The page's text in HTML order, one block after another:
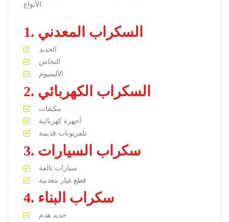
الأنواع:
1. السكراب المعدني
الحديد
النحاس
الألمنيوم
2. السكراب الكهربائي
مكيفات
أجهزة كهربائية
تلفزيونات قديمة
3. سكراب السيارات
سيارات تالفة
قطع غيار معدنية
4. سكراب البناء
حديد هدم